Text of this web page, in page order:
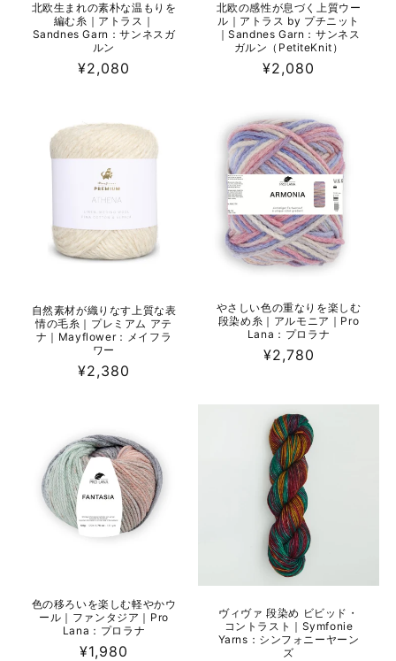
北欧生まれの素朴な温もりを
編む糸｜アトラス｜
Sandnes Garn：サンネスガ
ルン
通
格
¥2,080
北欧の感性が息づく上質ウー
ル｜アトラス by プチニット
｜Sandnes Garn：サンネス
ガルン（PetiteKnit）
通
格
¥2,080
自然素材が織りなす上質な表
情の毛糸｜プレミアム アテ
ナ｜Mayflower：メイフラ
ワー
通
¥2,380
やさしい色の重なりを楽しむ
段染め糸｜アルモニア｜Pro
Lana：プロラナ
通
格
¥2,780
色の移ろいを楽しむ軽やかウ
ール｜ファンタジア｜Pro
Lana：プロラナ
通
¥1,980
ヴィヴァ 段染め ビビッド・
コントラスト｜Symfonie
Yarns：シンフォニーヤーン
ズ